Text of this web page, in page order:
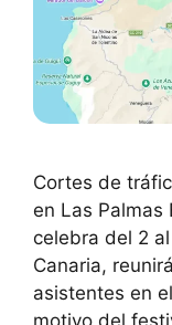
Cortes de
en Las Palmas
celebra del 2
Canaria,
asistentes en
motivo del